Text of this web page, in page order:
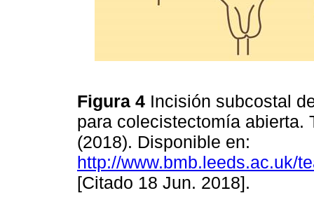
Figura 4 Incisión subcostal
para colecistectomía abierta.
(2018). Disponible en:
http://www.bmb.leeds.ac.uk/
[Citado 18 Jun. 2018].